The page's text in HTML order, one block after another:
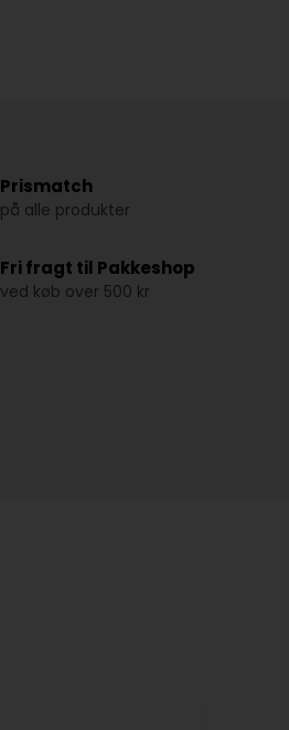
Prismatch
på alle produkter
Fri fragt til Pakkeshop
ved køb over 500 kr